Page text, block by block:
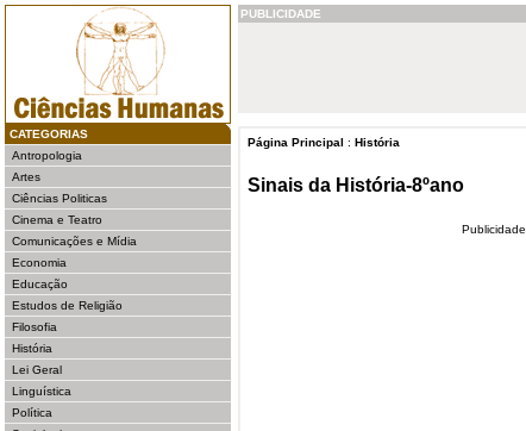
CATEGORIAS
Antropologia
Artes
Ciências Politicas
Cinema e Teatro
Comunicações e Mídia
Economia
Educação
Estudos de Religião
Filosofia
História
Lei Geral
Linguística
Política
PUBLICIDADE
Página Principal : História
Sinais da História-8ºano
Publicidade